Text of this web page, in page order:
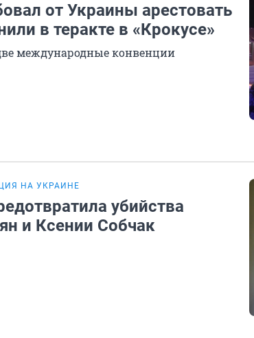
от Украины арестовать
в теракте в «Крокусе»
международные конвенции
НА УКРАИНЕ
убийства
и Ксении Собчак